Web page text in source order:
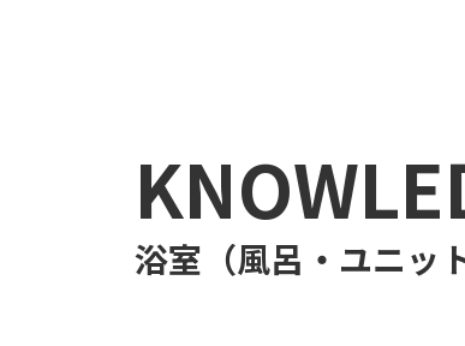
浴室（風呂・ユニッ